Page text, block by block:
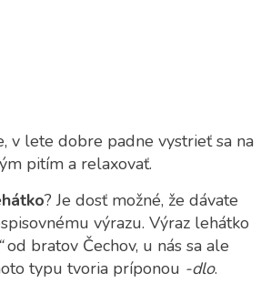
v lete dobre padne vystrieť sa na
pitím a relaxovať.
? Je dosť možné, že dávate
výrazu. Výraz lehátko
od bratov Čechov, u nás sa ale
typu tvoria príponou -dlo.